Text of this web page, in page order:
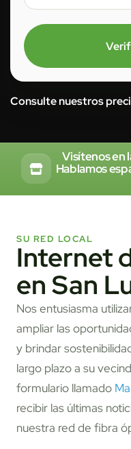
Consulte nuestros
Visítenos en
Hablamos
SU RED LOCAL
Internet
en San
Nos entusiasma
ampliar las
y brindar
largo plazo a su
formulario llamado
recibir las últimas
nuestra red de fibra